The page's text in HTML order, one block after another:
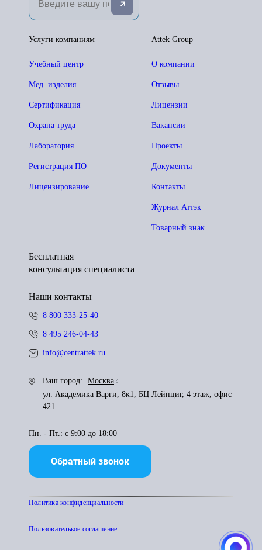
Attek Group
О компании
Отзывы
Лицензии
Вакансии
Проекты
Документы
Контакты
Журнал Аттэк
Товарный знак
Услуги компаниям
Учебный центр
Мед. изделия
Сертификация
Охрана труда
Лаборатория
Регистрация ПО
Лицензирование
Бесплатная
консультация специалиста
Наши контакты
8 800 333-25-40
8 495 246-04-43
info@centrattek.ru
Ваш город:
Москва
ул. Академика Варги, 8к1, БЦ Лейпциг, 4 этаж, офис
421
Пн. - Пт.: с 9:00 до 18:00
Обратный звонок
Политика конфиденциальности
Пользователькое соглашение